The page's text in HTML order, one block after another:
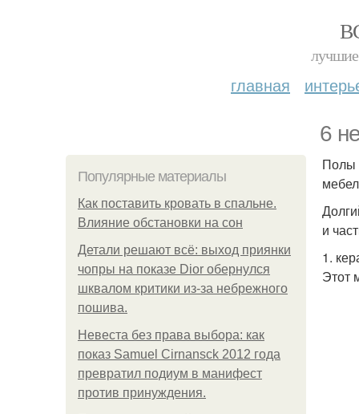
лучшие
главная
6
Популярные материалы
Как поставить кровать в спальне.
Влияние обстановки на сон
Детали решают всё: выход приянки
чопры на показе Dior обернулся
шквалом критики из-за небрежного
пошива.
Невеста без права выбора: как
показ Samuel Cirnansck 2012 года
превратил подиум в манифест
против принуждения.
Полы
и
1.
Этот